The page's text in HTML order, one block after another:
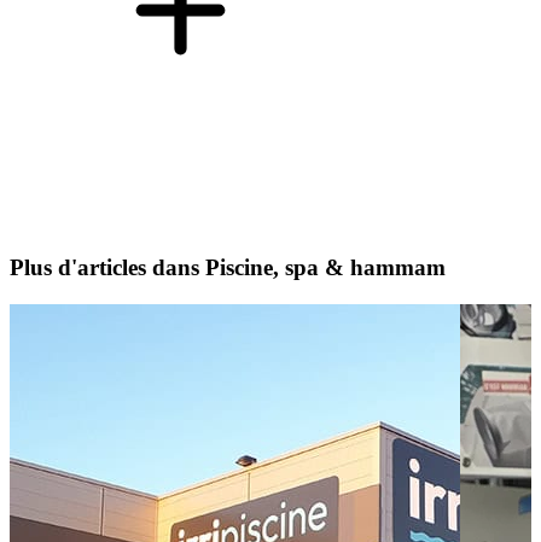
Plus d'articles dans Piscine, spa & hammam